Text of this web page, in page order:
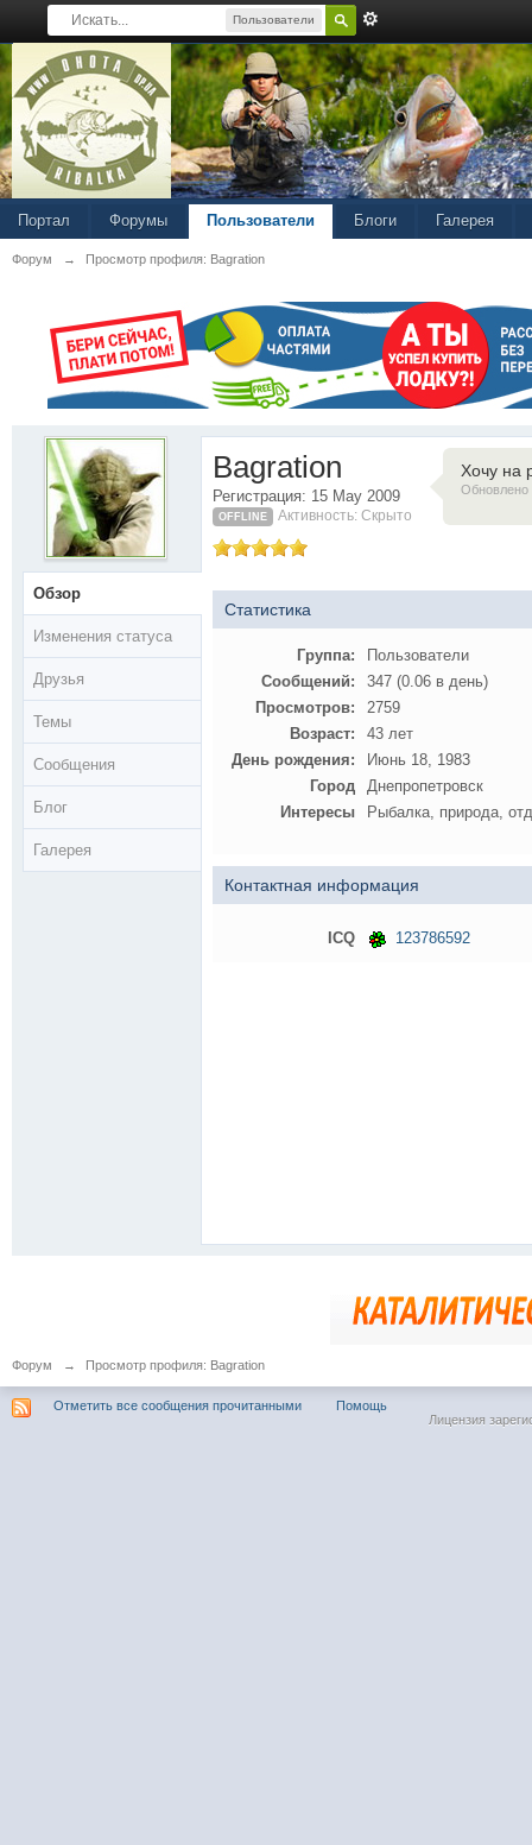
Пользователи
Портал Форумы Пользователи Блоги Галерея
Форум → Просмотр профиля: Bagration
Обзор
Изменения статуса
Друзья
Темы
Сообщения
Блог
Галерея
Bagration
Регистрация: 15 May 2009
OFFLINE Активность: Скрыто
Хочу на
Обновлено
Статистика
Группа:
Пользователи
Сообщений:
347 (0.06 в день)
Просмотров:
2759
Возраст:
43 лет
День рождения:
Июнь 18, 1983
Город
Днепропетровск
Интересы
Рыбалка, природа,
Контактная информация
ICQ 123786592
Форум → Просмотр профиля: Bagration
Отметить все сообщения прочитанными
Помощь
Лицензия